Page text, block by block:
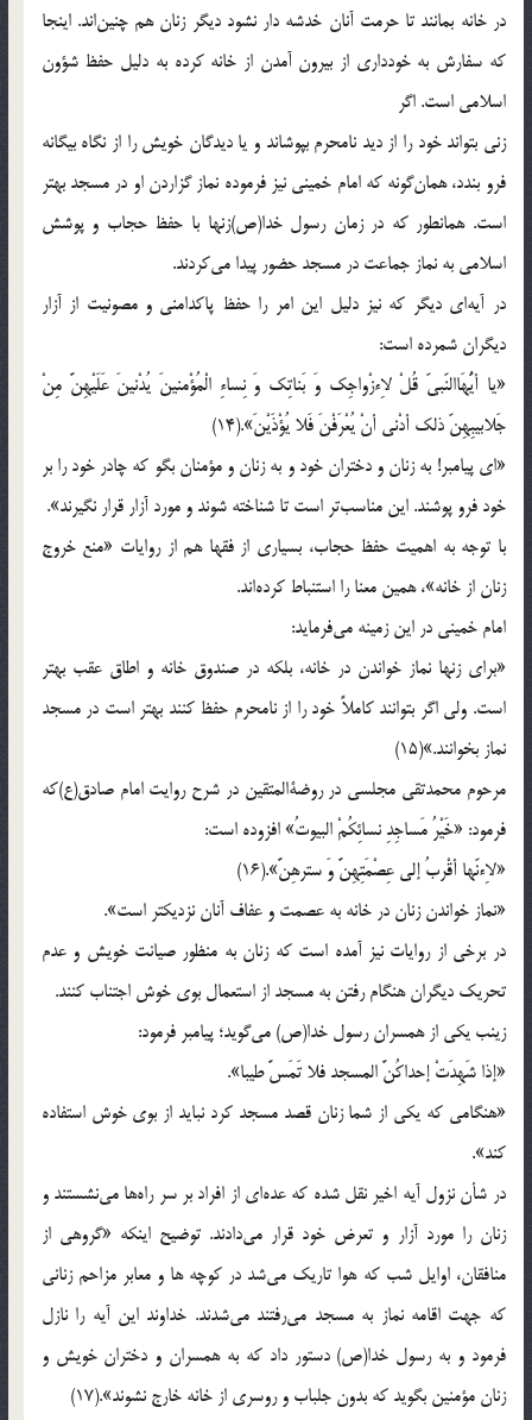
در خانه بمانند تا حرمت آنان خدشه دار نشود دیگر زنان هم چنین‌اند. اینجا
که سفارش به خودداری از بیرون آمدن از خانه کرده به دلیل حفظ شؤون
اسلامی است. اگر
زنی بتواند خود را از دید نامحرم بپوشاند و یا دیدگان خویش را از نگاه بیگانه
فرو بندد، همان‌گونه که امام خمینی نیز فرموده نماز گزاردن او در مسجد بهتر
است. همانطور که در زمان رسول خدا(ص)زنها با حفظ حجاب و پوشش
اسلامی به نماز جماعت در مسجد حضور پیدا می‌کردند.
در آیه‌ای دیگر که نیز دلیل این امر را حفظ پاکدامنی و مصونیت از آزار
دیگران شمرده است:
«یا أیُّهَاالنّبیّ قُلْ لاِءزْواجِک وَ بَناتِک وَ نِساءِ الْمُؤْمنینَ یُدْنینَ عَلَیْهِنَّ مِنْ
جَلابیبِهِنّ ذلک أدْنی أنْ یُعْرَفْنَ فَلا یُؤْذَیْنَ».(14)
«ای پیامبر! به زنان و دختران خود و به زنان و مؤمنان بگو که چادر خود را بر
خود فرو پوشند. این مناسب‌تر است تا شناخته شوند و مورد آزار قرار نگیرند».
با توجه به اهمیت حفظ حجاب، بسیاری از فقها هم از روایات «منع خروج
زنان از خانه»، همین معنا را استنباط کرده‌اند.
امام خمینی در این زمینه می‌فرماید:
«برای زنها نماز خواندن در خانه، بلکه در صندوق خانه و اطاق عقب بهتر
است. ولی اگر بتوانند کاملاً خود را از نامحرم حفظ کنند بهتر است در مسجد
نماز بخوانند.»(15)
مرحوم محمدتقی مجلسی در روضة‌المتقین در شرح روایت امام صادق(ع)که
فرمود: «خَیْرُ مَساجِدِ نسائِکُمْ البیوتُ» افزوده است:
«لاِءنّها أقْربُ إلی عِصْمَتِهِنَّ وَ سترهِنَّ».(16)
«نماز خواندن زنان در خانه به عصمت و عفاف آنان نزدیکتر است».
در برخی از روایات نیز آمده است که زنان به منظور صیانت خویش و عدم
تحریک دیگران هنگام رفتن به مسجد از استعمال بوی خوش اجتناب کنند.
زینب یکی از همسران رسول خدا(ص) می‌گوید؛ پیامبر فرمود:
«إذا شَهِدَتْ إحداکُنَّ المسجد فلا تَمَسَّ طیبا».
«هنگامی که یکی از شما زنان قصد مسجد کرد نباید از بوی خوش استفاده
کند».
در شأن نزول آیه اخیر نقل شده که عده‌ای از افراد بر سر راه‌ها می‌نشستند و
زنان را مورد آزار و تعرض خود قرار می‌دادند. توضیح اینکه «گروهی از
منافقان، اوایل شب که هوا تاریک می‌شد در کوچه ها و معابر مزاحم زنانی
که جهت اقامه نماز به مسجد می‌رفتند می‌شدند. خداوند این آیه را نازل
فرمود و به رسول خدا(ص) دستور داد که به همسران و دختران خویش و
زنان مؤمنین بگوید که بدون جلباب و روسری از خانه خارج نشوند».(17)